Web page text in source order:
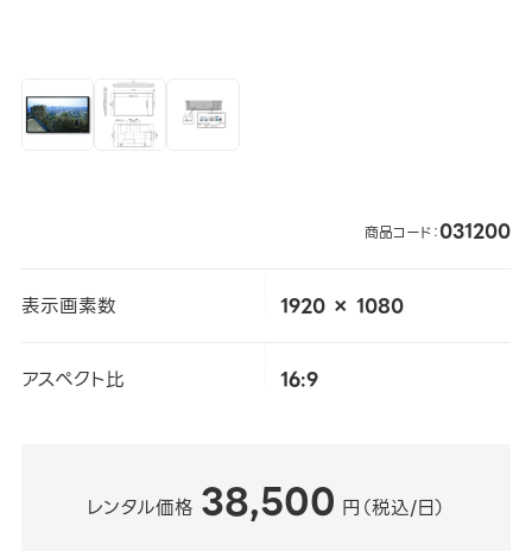
商品コード：031200
表示画素数 1920 × 1080
アスペクト比 16:9
レンタル価格 38,500 円（税込/日）